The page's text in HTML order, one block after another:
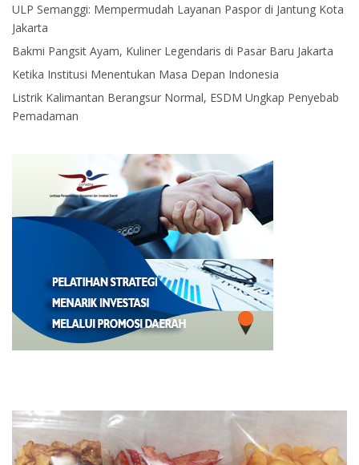
ULP Semanggi: Mempermudah Layanan Paspor di Jantung Kota
Jakarta
Bakmi Pangsit Ayam, Kuliner Legendaris di Pasar Baru Jakarta
Ketika Institusi Menentukan Masa Depan Indonesia
Listrik Kalimantan Berangsur Normal, ESDM Ungkap Penyebab
Pemadaman